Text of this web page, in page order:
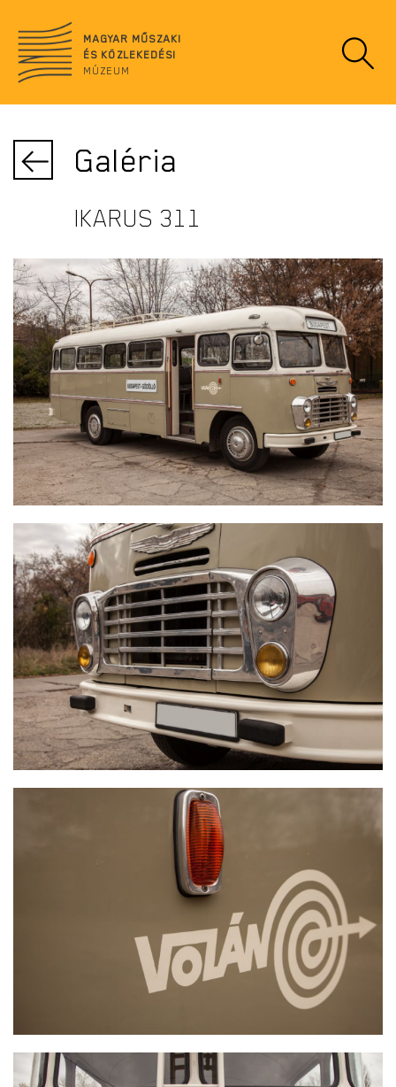
tartalomra
data
MAGYAR MŰSZAKI
ÉS KÖZLEKEDÉSI
MÚZEUM
Galéria
IKARUS 311
IKARUS 311
IKARUS 311
IKARUS 311